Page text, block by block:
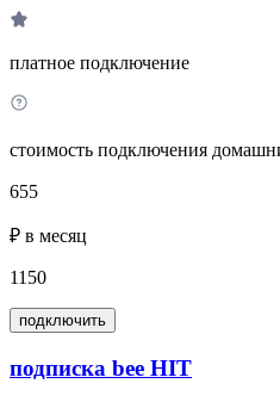
платное подключение
стоимость подключения
655
₽ в месяц
1150
подключить
подписка bee HIT